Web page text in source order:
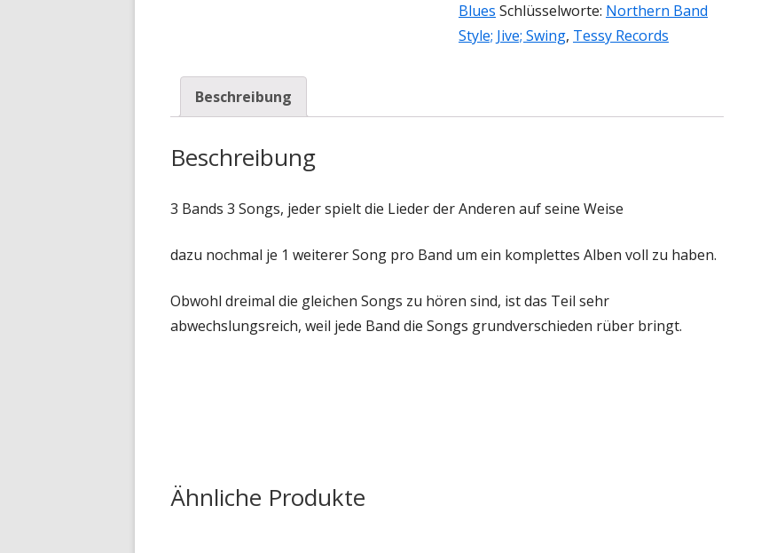
Blues Schlüsselworte: Northern Band
Style; Jive; Swing, Tessy Records
Beschreibung
Beschreibung
3 Bands 3 Songs, jeder spielt die Lieder der Anderen auf seine Weise
dazu nochmal je 1 weiterer Song pro Band um ein komplettes Alben voll zu haben.
Obwohl dreimal die gleichen Songs zu hören sind, ist das Teil sehr
abwechslungsreich, weil jede Band die Songs grundverschieden rüber bringt.
Ähnliche Produkte